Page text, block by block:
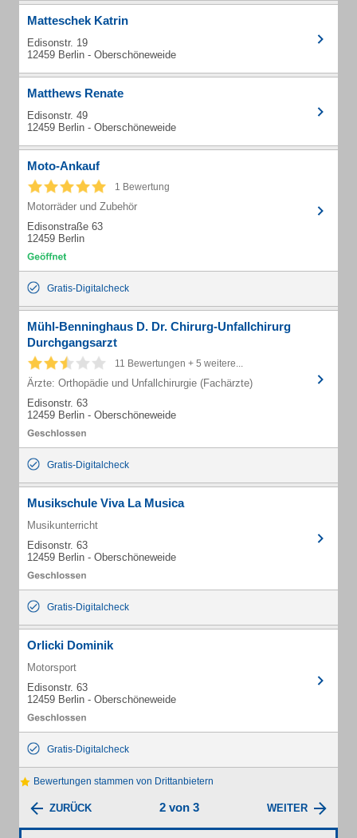
Matteschek Katrin
Edisonstr. 19
12459 Berlin - Oberschöneweide
Matthews Renate
Edisonstr. 49
12459 Berlin - Oberschöneweide
Moto-Ankauf
1 Bewertung
Motorräder und Zubehör
Edisonstraße 63
12459 Berlin
Gratis-Digitalcheck
Mühl-Benninghaus D. Dr. Chirurg-Unfallchirurg
Durchgangsarzt
11 Bewertungen + 5 weitere...
Ärzte: Orthopädie und Unfallchirurgie (Fachärzte)
Edisonstr. 63
12459 Berlin - Oberschöneweide
Gratis-Digitalcheck
Musikschule Viva La Musica
Musikunterricht
Edisonstr. 63
12459 Berlin - Oberschöneweide
Gratis-Digitalcheck
Orlicki Dominik
Motorsport
Edisonstr. 63
12459 Berlin - Oberschöneweide
Gratis-Digitalcheck
Bewertungen stammen von Drittanbietern
ZURÜCK 2 von 3 WEITER